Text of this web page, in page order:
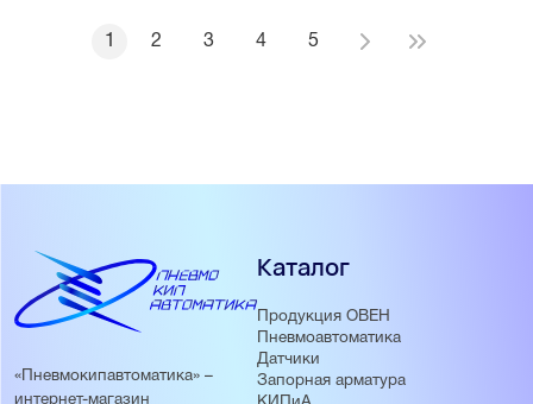
1 2 3 4 5
«Пневмокипавтоматика» –
интернет-магазин
Каталог
Продукция ОВЕН
Пневмоавтоматика
Датчики
Запорная арматура